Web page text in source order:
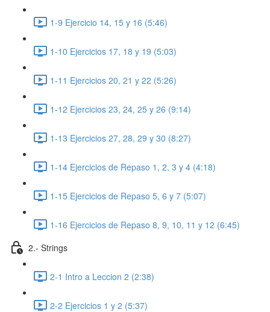
1-9 Ejercicio 14, 15 y 16 (5:46)
1-10 Ejercicios 17, 18 y 19 (5:03)
1-11 Ejercicios 20, 21 y 22 (5:26)
1-12 Ejercicios 23, 24, 25 y 26 (9:14)
1-13 Ejercicios 27, 28, 29 y 30 (8:27)
1-14 Ejercicios de Repaso 1, 2, 3 y 4 (4:18)
1-15 Ejercicios de Repaso 5, 6 y 7 (5:07)
1-16 Ejercicios de Repaso 8, 9, 10, 11 y 12 (6:45)
2.- Strings
2-1 Intro a Leccion 2 (2:38)
2-2 Ejercicios 1 y 2 (5:37)